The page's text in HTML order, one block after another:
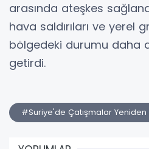
arasında ateşkes
hava saldırıları ve yerel
bölgedeki durumu daha
getirdi.
#Suriye'de Çatışmalar Yeniden